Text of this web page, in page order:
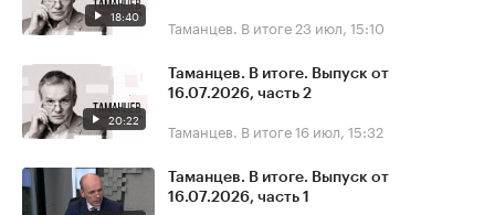
18:40 Таманцев. В итоге 23 июл, 15:10
20:22
Таманцев. В итоге. Выпуск от
16.07.2026, часть 2
Таманцев. В итоге16 июл, 15:32
Таманцев. В итоге. Выпуск от
16.07.2026, часть 1